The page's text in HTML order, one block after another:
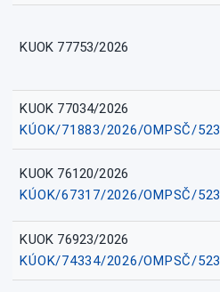
KUOK 77753/2026
KUOK 77034/2026
KÚOK/71883/2026/OMPSČ/523
KUOK 76120/2026
KÚOK/67317/2026/OMPSČ/523
KUOK 76923/2026
KÚOK/74334/2026/OMPSČ/523